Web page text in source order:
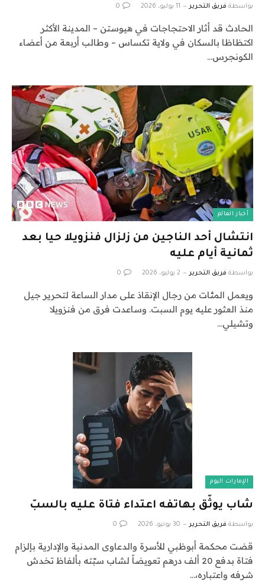
بواسطة فريق التحرير 11 يوليو، 2026 0
الحادث قد أثار الاحتجاجات في هيوستن – المدينة الأكثر
اكتظاظا بالسكان في ولاية تكساس – وطالب أربعة من أعضاء
الكونجرس…
أخبار العالم
انتشال أحد الناجين من زلزال فنزويلا حيا بعد
ثمانية أيام عليه
بواسطة فريق التحرير 2 يوليو، 2026 0
ويعمل المئات من رجال الإنقاذ على مدار الساعة لتحرير جيل
منذ العثور عليه يوم السبت. وساعدت فرق من فنزويلا
وتشيلي…
الإمارات اليوم
شاب يوثّق بهاتفه اعتداء فتاة عليه بالسبّ
بواسطة فريق التحرير 30 يونيو، 2026 0
قضت محكمة أبوظبي للأسرة والدعاوى المدنية والإدارية بإلزام
فتاة بدفع 20 ألف درهم تعويضاً لشاب سبّته بألفاظ تخدش
شرفه واعتباره،…